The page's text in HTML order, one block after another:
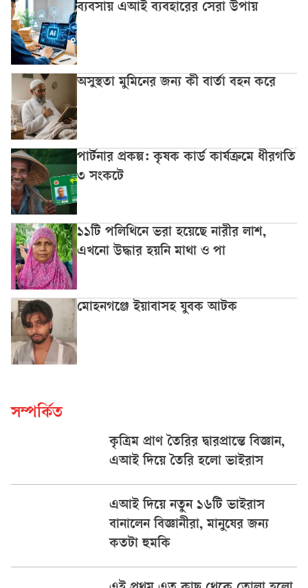
ব্যবসায় এআই ব্যবহারের সেরা উপায়
অসুস্থতা মুমিনের জন্য কী বার্তা বহন করে
পার্টনার প্রকল্প: কৃষক কার্ড কার্যক্রমে ধীরগতি
৩ সংকটে
১১টি পলিথিনে ভরা হয়েছে নারীর লাশ,
এখনো উদ্ধার হয়নি মাথা ও পা
মোহনগঞ্জে ইয়াবাসহ যুবক আটক
সম্পর্কিত
কৃত্রিম প্রাণ তৈরির দ্বারপ্রান্তে বিজ্ঞান,
এআই দিয়ে তৈরি হলো ভাইরাস
এআই দিয়ে নতুন ১৬টি ভাইরাস
বানালেন বিজ্ঞানীরা, মানুষের জন্য
কতটা হুমকি